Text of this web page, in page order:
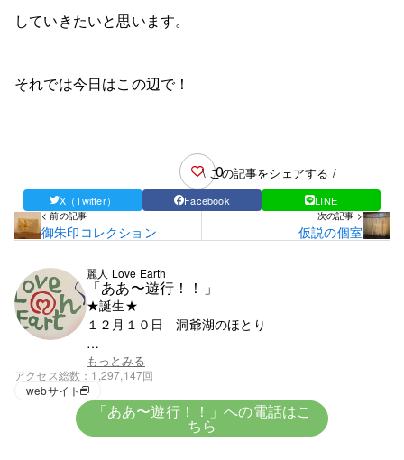
していきたいと思います。
それでは今日はこの辺で！
0
\ この記事をシェアする /
X（Twitter） Facebook LINE
< 前の記事
御朱印コレクション
次の記事 >
仮説の個室
麗人 Love Earth
「ああ〜遊行！！」
★誕生★
１２月１０日 洞爺湖のほとり
★血液★
興味がないがＯ型みたい
★趣味★
もっとみる
アクセス総数
1,297,147回
webサイト
「ああ〜遊行！！」への電話はこ
ちら